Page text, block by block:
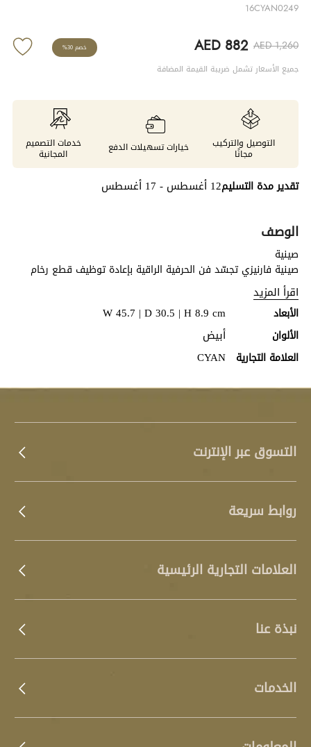
16CYAN0249
AED 882 AED 1,260
جميع الأسعار تشمل ضريبة القيمة المضافة
خصم 30%
التوصيل والتركيب
مجانًا خيارات تسهيلات الدفع خدمات التصميم
المجانية
تقدير مدة التسليم12 أغسطس - 17 أغسطس
الوصف
صينية
صينية فارنيزي تجسّد فن الحرفية الراقية بإعادة توظيف قطع رخام
أغاريا المتبقية، في تصميم يجمع بين الإبداع والاستدامة.
اقرأ المزيد
الأبعاد W 45.7 | D 30.5 | H 8.9 cm
الألوان أبيض
العلامة التجارية CYAN
التسوق عبر الإنترنت
روابط سريعة
العلامات التجارية الرئيسية
نبذة عنا
الخدمات